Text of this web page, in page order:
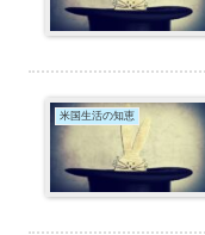
米国生活の知恵